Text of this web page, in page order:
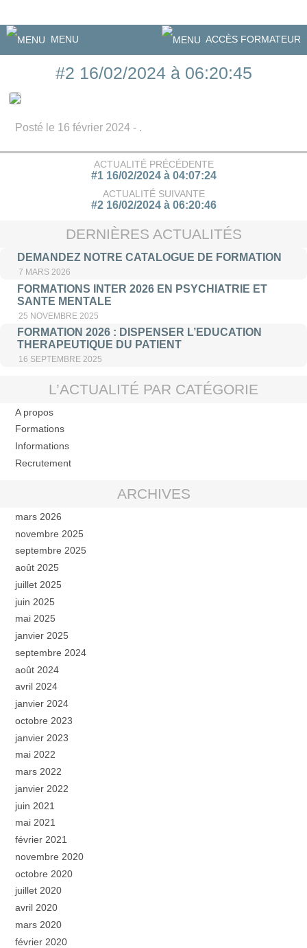
MENU ACCÈS FORMATEUR
#2 16/02/2024 à 06:20:45
Posté le 16 février 2024 - .
ACTUALITÉ PRÉCÉDENTE
#1 16/02/2024 à 04:07:24
ACTUALITÉ SUIVANTE
#2 16/02/2024 à 06:20:46
DERNIÈRES ACTUALITÉS
DEMANDEZ NOTRE CATALOGUE DE FORMATION
7 MARS 2026
FORMATIONS INTER 2026 EN PSYCHIATRIE ET
SANTE MENTALE
25 NOVEMBRE 2025
FORMATION 2026 : DISPENSER L’EDUCATION
THERAPEUTIQUE DU PATIENT
16 SEPTEMBRE 2025
L’ACTUALITÉ PAR CATÉGORIE
A propos
Formations
Informations
Recrutement
ARCHIVES
mars 2026
novembre 2025
septembre 2025
août 2025
juillet 2025
juin 2025
mai 2025
janvier 2025
septembre 2024
août 2024
avril 2024
janvier 2024
octobre 2023
janvier 2023
mai 2022
mars 2022
janvier 2022
juin 2021
mai 2021
février 2021
novembre 2020
octobre 2020
juillet 2020
avril 2020
mars 2020
février 2020